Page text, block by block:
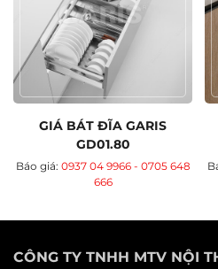
GIÁ BÁT ĐĨA GARIS
GD01.80
Báo giá: 0937 04 9966 - 0705 648
666
CÔNG TY TNHH MTV NỘI